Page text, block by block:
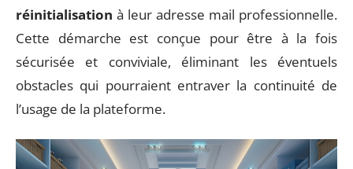
réinitialisation à leur adresse mail professionnelle.
Cette démarche est conçue pour être à la fois
sécurisée et conviviale, éliminant les éventuels
obstacles qui pourraient entraver la continuité de
l’usage de la plateforme.